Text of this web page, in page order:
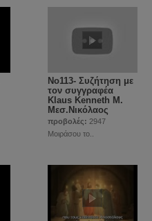
No113- Συζήτηση με
τον συγγραφέα
Klaus Kenneth Μ.
Μεσ.Νικόλαος
προβολές: 2947
Μοιράσου το..